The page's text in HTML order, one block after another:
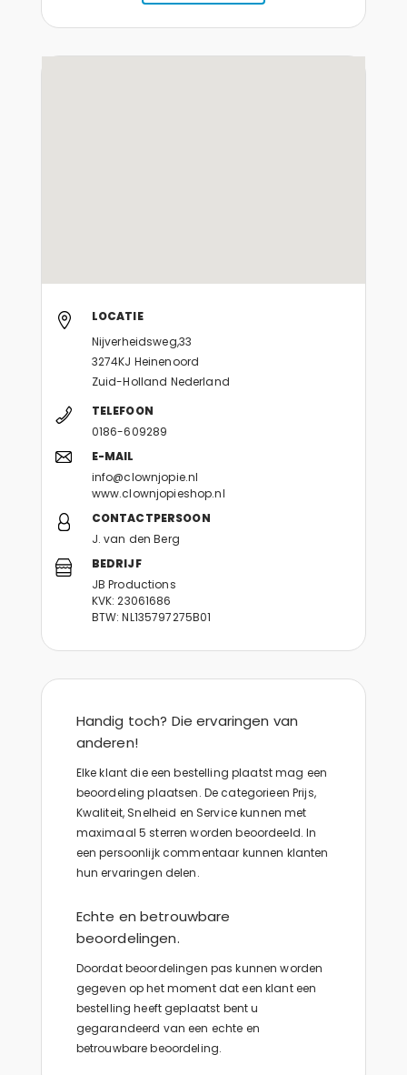
LOCATIE
Nijverheidsweg,33
3274KJ Heinenoord
Zuid-Holland Nederland
TELEFOON
0186-609289
E-MAIL
info@clownjopie.nl
www.clownjopieshop.nl
CONTACTPERSOON
J. van den Berg
BEDRIJF
JB Productions
KVK: 23061686
BTW: NL135797275B01
Handig toch? Die ervaringen van
anderen!
Elke klant die een bestelling plaatst mag een
beoordeling plaatsen. De categorieen Prijs,
Kwaliteit, Snelheid en Service kunnen met
maximaal 5 sterren worden beoordeeld. In
een persoonlijk commentaar kunnen klanten
hun ervaringen delen.
Echte en betrouwbare
beoordelingen.
Doordat beoordelingen pas kunnen worden
gegeven op het moment dat een klant een
bestelling heeft geplaatst bent u
gegarandeerd van een echte en
betrouwbare beoordeling.